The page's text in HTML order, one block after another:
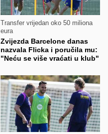
Transfer vrijedan oko 50 miliona
eura
Zvijezda Barcelone danas
nazvala Flicka i poručila mu:
"Neću se više vraćati u klub"